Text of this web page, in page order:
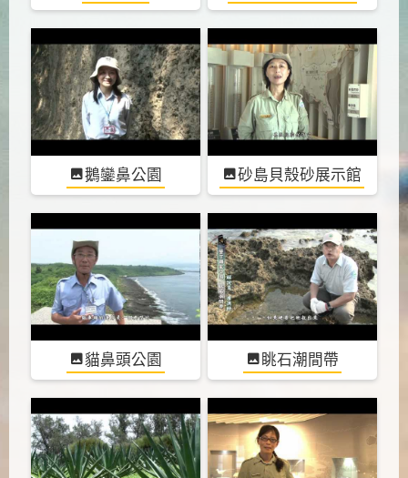
鵝鑾鼻公園 砂島貝殼砂展示館
貓鼻頭公園 眺石潮間帶